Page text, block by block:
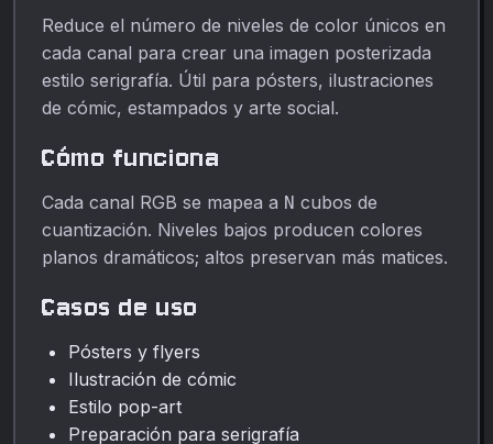
Reduce el número de niveles de color únicos en
cada canal para crear una imagen posterizada
estilo serigrafía. Útil para pósters, ilustraciones
de cómic, estampados y arte social.
Cómo funciona
Cada canal RGB se mapea a N cubos de
cuantización. Niveles bajos producen colores
planos dramáticos; altos preservan más matices.
Casos de uso
Pósters y flyers
Ilustración de cómic
Estilo pop-art
Preparación para serigrafía